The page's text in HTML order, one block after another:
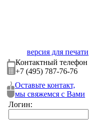
версия для печати
Контактный телефон
+7 (495) 787-76-76
Оставьте контакт,
мы свяжемся с Вами
Логин: